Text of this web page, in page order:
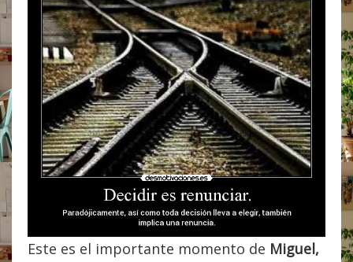
Este es el importante momento de Miguel,